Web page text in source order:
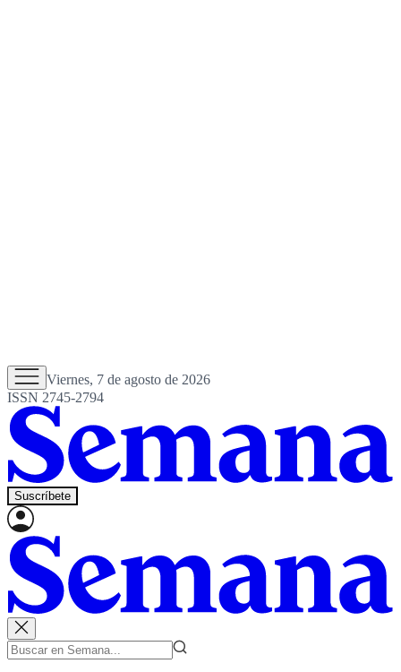
Viernes, 7 de agosto de 2026
ISSN 2745-2794
Suscríbete